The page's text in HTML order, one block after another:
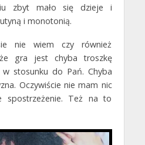
zbyt mało się dzieje i
i monotonią.
nie wiem czy również
gra jest chyba troszkę
stosunku do Pań. Chyba
Oczywiście nie mam nic
spostrzeżenie. Też na to